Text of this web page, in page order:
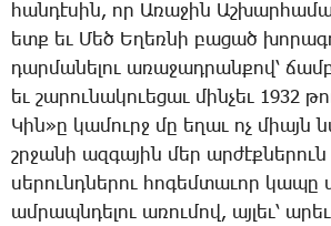
հան­դէ­սին, որ Ա­ռա­ջին
ետք եւ ­Մեծ Ե­ղեռ­նի բա­ցած
դար­մա­նե­լու ա­ռա­ջադ­րան­քով՝
եւ շա­րու­նա­կո­ւե­ցաւ մին­չեւ 1932
­Կին»ը կա­մուրջ մը ե­ղաւ ոչ
շրջա­նի ազ­գա­յին մեր
սե­րունդ­նե­րու հո­գեմ­տա­ւոր կա­պը
ամ­րապնդե­լու ա­ռու­մով, այ­լեւ՝